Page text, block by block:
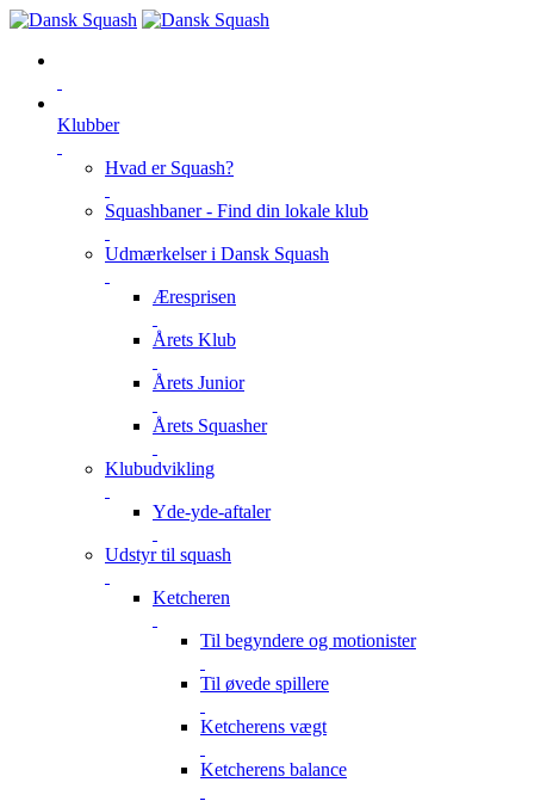
Klubber
Hvad er Squash?
Squashbaner - Find din lokale klub
Udmærkelser i Dansk Squash
Æresprisen
Årets Klub
Årets Junior
Årets Squasher
Klubudvikling
Yde-yde-aftaler
Udstyr til squash
Ketcheren
Til begyndere og motionister
Til øvede spillere
Ketcherens vægt
Ketcherens balance